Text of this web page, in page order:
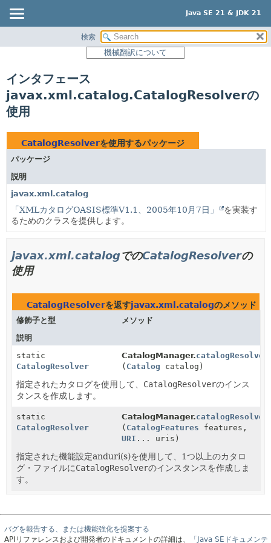
Java SE 21 & JDK 21
パッケージ
クラス
使用
ツリー
プレビュー
新規
非推奨
索引
ヘルプ
検索
機械翻訳について
インタフェース
javax.xml.catalog.CatalogResolverの
使用
CatalogResolverを使用するパッケージ
パッケージ
説明
javax.xml.catalog
「XMLカタログOASIS標準V1.1、2005年10月7日」
を実装す
るためのクラスを提供します。
javax.xml.catalogでのCatalogResolverの
使用
CatalogResolverを返すjavax.xml.catalogのメソッド
修飾子と型
メソッド
説明
static
CatalogResolver
CatalogManager.catalogResolver
( Catalog catalog)
指定されたカタログを使用して、 CatalogResolverのインス
タンスを作成します。
static
CatalogResolver
CatalogManager.catalogResolver
( CatalogFeatures features,
URI ... uris)
指定された機能設定anduri(s)を使用して、1つ以上のカタロ
グ・ファイルにCatalogResolverのインスタンスを作成しま
す。
バグを報告する、または機能強化を提案する
APIリファレンスおよび開発者のドキュメントの詳細は、
「Java SEドキュメンテ